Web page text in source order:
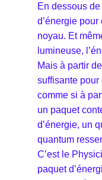
En dessous
d’énergie
noyau. Et
lumineuse,
Mais à partir
suffisante pour
comme si à
un paquet
d’énergie, un
quantum
C’est le
paquet